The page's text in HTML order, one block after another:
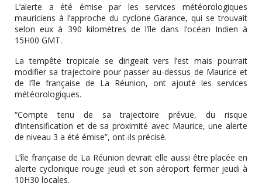
L’alerte a été émise par les services météorologiques
mauriciens à l’approche du cyclone Garance, qui se trouvait
selon eux à 390 kilomètres de l’île dans l’océan Indien à
15H00 GMT.
La tempête tropicale se dirigeait vers l’est mais pourrait
modifier sa trajectoire pour passer au-dessus de Maurice et
de l’île française de La Réunion, ont ajouté les services
météorologiques.
“Compte tenu de sa trajectoire prévue, du risque
d’intensification et de sa proximité avec Maurice, une alerte
de niveau 3 a été émise”, ont-ils précisé.
L’île française de La Réunion devrait elle aussi être placée en
alerte cyclonique rouge jeudi et son aéroport fermer jeudi à
10H30 locales.